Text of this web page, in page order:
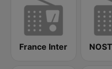
France Inter